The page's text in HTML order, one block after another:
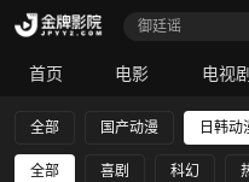
御廷谣‎
首页 电影 电视剧
全部 国产动漫 日韩动
全部 喜剧 科幻